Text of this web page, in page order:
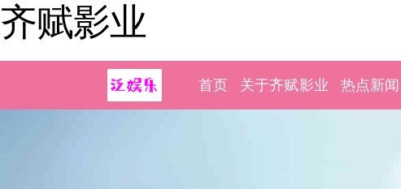
齐赋影业
首页 关于齐赋影业 热点新闻